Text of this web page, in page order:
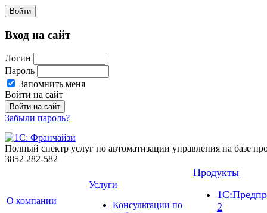
Войти
Вход на сайт
Логин
Пароль
Запомнить меня
Войти на сайт
Забыли пароль?
Полный спектр услуг по автоматизации управления на базе
3852 282-582
О компании
Услуги
Консультации по
Продукты
2